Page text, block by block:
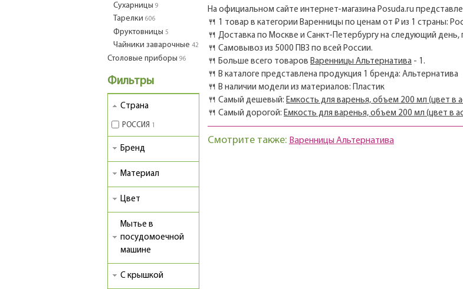
Сухарницы 9
Тарелки 606
Фруктовницы 5
Чайники заварочные 42
Столовые приборы 96
Фильтры
Страна
РОССИЯ 1
Бренд
Материал
Цвет
Мытье в
посудомоечной
машине
С крышкой
На официальном сайте интернет-магазина Posuda.ru
🍴 1 товар в категории Варенницы по ценам от ₽ из 1 страны:
🍴 Доставка по Москве и Санкт-Петербургу на следующий день,
🍴 Самовывоз из 5000 ПВЗ по всей России.
🍴 Больше всего товаров Варенницы Альтернатива - 1.
🍴 В каталоге представлена продукция 1 бренда: Альтернатива
🍴 В наличии модели из материалов: Пластик
🍴 Самый дешевый: Емкость для варенья, объем 200 мл (цвет в
🍴 Самый дорогой: Емкость для варенья, объем 200 мл (цвет в
Смотрите также: Варенницы Альтернатива